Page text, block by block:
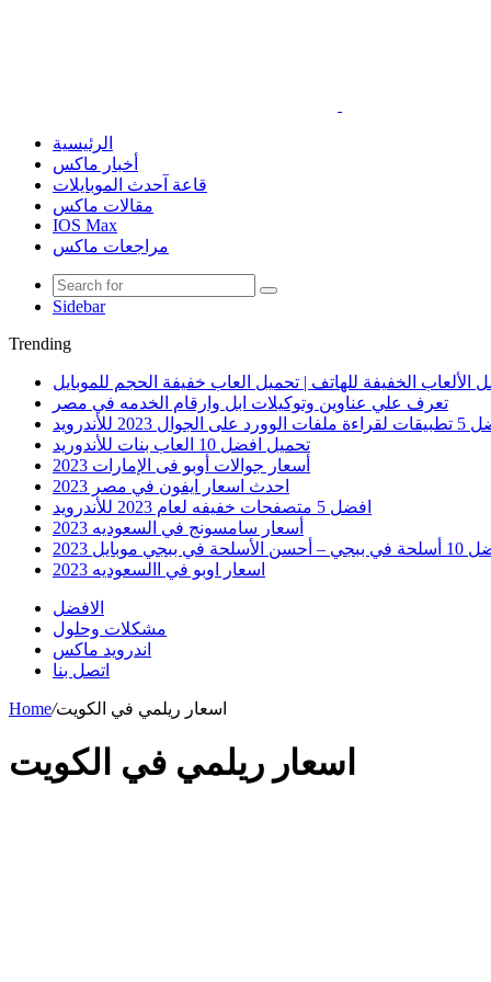
الرئيسية
أخبار ماكس
قاعة آحدث الموبايلات
مقالات ماكس
IOS Max
مراجعات ماكس
Sidebar
Trending
الألعاب الخفيفة للهاتف | تحميل العاب خفيفة الحجم للموبايل
تعرف علي عناوين وتوكيلات ابل وارقام الخدمه في مصر
على الجوال 2023 للأندرويد
تحميل افضل 10 العاب بنات للأندوريد
أسعار جوالات أوبو فى الإمارات 2023
احدث اسعار ايفون في مصر 2023
افضل 5 متصفحات خفيفه لعام 2023 للأندرويد
أسعار سامسونج في السعوديه 2023
الأسلحة في ببجي موبايل 2023
اسعار اوبو في االسعوديه 2023
الافضل
مشكلات وحلول
اندرويد ماكس
اتصل بنا
Home/اسعار ريلمي في الكويت
اسعار ريلمي في الكويت